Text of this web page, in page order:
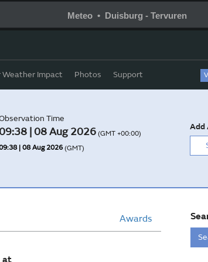
Meteo • Duisburg - Tervuren